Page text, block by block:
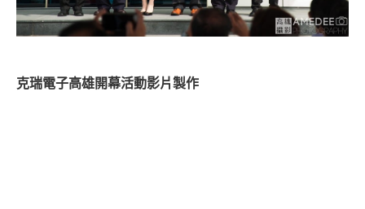
克瑞電子高雄開幕活動影片製作